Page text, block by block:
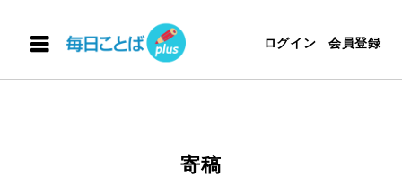
ログイン 会員登録
寄稿